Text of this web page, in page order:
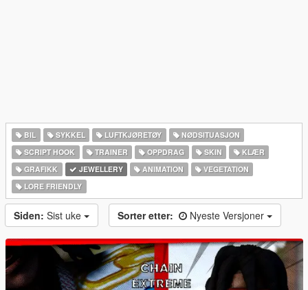
BIL SYKKEL LUFTKJØRETØY
NØDSITUASJON
SCRIPT HOOK
TRAINER OPPDRAG SKIN
KLÆR
GRAFIKK
JEWELLERY ANIMATION
VEGETATION
LORE FRIENDLY
Siden: Sist uke Sorter etter: Nyeste Versjoner